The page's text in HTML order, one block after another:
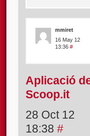
mmiret
16 May 12
13:36 #
Aplicació
Scoop.it
28 Oct 12
18:38 #